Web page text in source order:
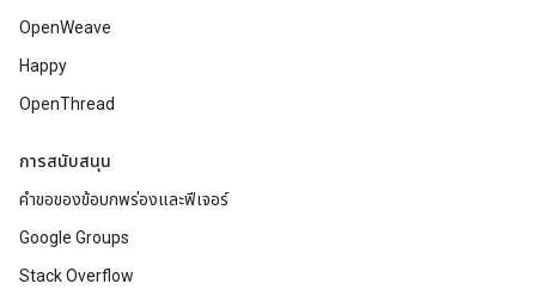
OpenWeave
Happy
OpenThread
การสนับสนุน
คำขอของข้อบกพร่องและฟีเจอร์
Google Groups
Stack Overflow